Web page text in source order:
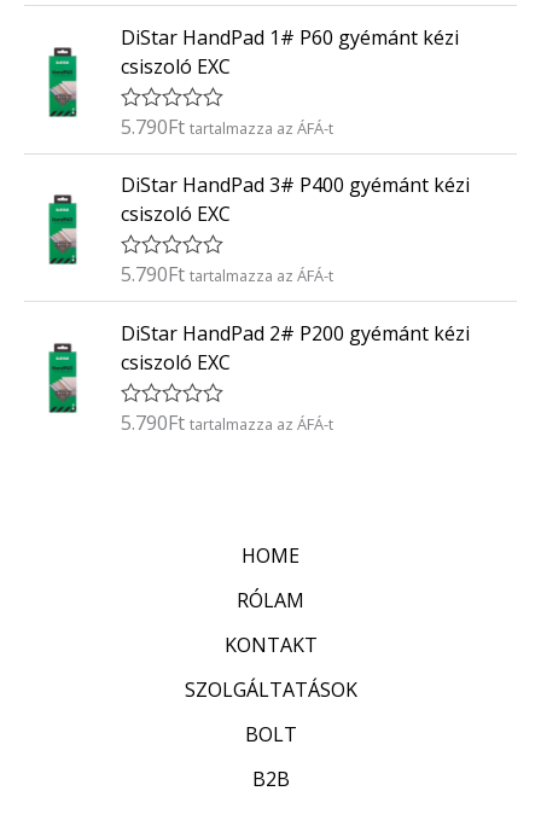
/
5
é
e
l
é
s
:
/
5
DiStar HandPad 1# P60 gyémánt kézi
csiszoló EXC
É
é
e
l
s
:
/
5
5.790Ft tartalmazza az ÁFÁ-t
DiStar HandPad 3# P400 gyémánt kézi
csiszoló EXC
É
é
e
l
é
s
5.790Ft tartalmazza az ÁFÁ-t
DiStar HandPad 2# P200 gyémánt kézi
csiszoló EXC
É
5.790Ft tartalmazza az ÁFÁ-t
HOME
RÓLAM
KONTAKT
SZOLGÁLTATÁSOK
BOLT
B2B